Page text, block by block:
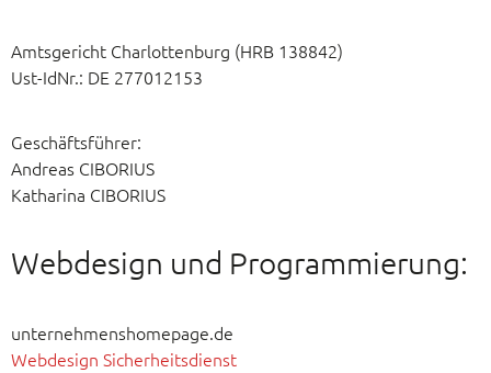
Amtsgericht Charlottenburg (HRB 138842)
Ust-IdNr.: DE 277012153
Geschäftsführer:
Andreas CIBORIUS
Katharina CIBORIUS
Webdesign und Programmierung:
unternehmenshomepage.de
Webdesign Sicherheitsdienst